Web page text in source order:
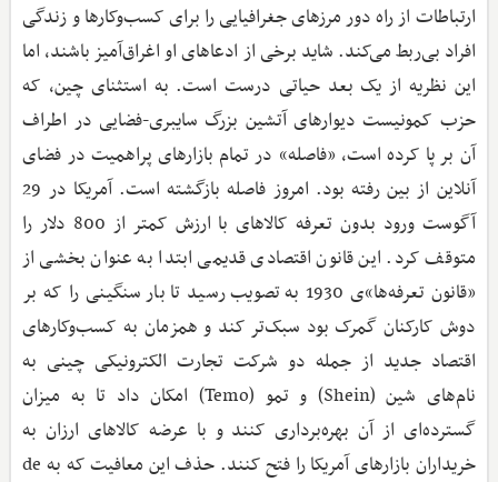
ارتباطات از راه دور مرزهای جغرافیایی را برای کسب‌وکارها و زندگی
افراد بی‌ربط می‌کند. شاید برخی از ادعاهای او اغراق‌آمیز باشند، اما
این نظریه از یک بعد حیاتی درست است. به استثنای چین، که
حزب کمونیست دیوارهای آتشین بزرگ سایبری-فضایی در اطراف
آن بر پا کرده است، «فاصله» در تمام بازارهای پراهمیت در فضای
آنلاین از بین رفته بود. امروز فاصله بازگشته است. آمریکا در 29
آگوست ورود بدون تعرفه کالاهای با ارزش کمتر از 800 دلار را
متوقف کرد. این قانون اقتصادی قدیمی ابتدا به عنوان بخشی از
«قانون تعرفه‌ها»ی 1930 به تصویب رسید تا بار سنگینی را که بر
دوش کارکنان گمرک بود سبک‌تر کند و همزمان به کسب‌وکارهای
اقتصاد جدید از جمله دو شرکت تجارت الکترونیکی چینی به
نام‌های شین (Shein) و تمو (Temo) امکان داد تا به میزان
گسترده‌ای از آن بهره‌برداری کنند و با عرضه کالاهای ارزان به
خریداران بازارهای آمریکا را فتح کنند. حذف این معافیت که به de